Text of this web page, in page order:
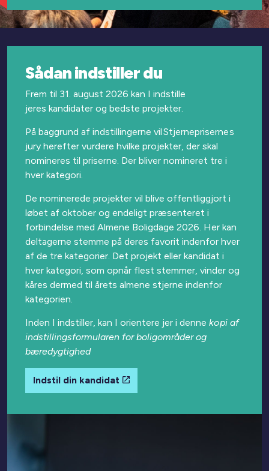
Sådan indstiller du
Frem til 31. august2026 kan I indstille
jeres kandidater og bedste projekter.
På baggrund af indstillingerne vil Stjerneprisernes
jury herefter vurdere hvilke projekter, der skal
nomineres til priserne. Der bliver nomineret tre i
hver kategori.
De nominerede projekter vil blive offentliggjort i
løbet af oktober og endeligt præsenteret i
forbindelse med Almene Boligdage 2026. Her kan
deltagerne stemme på deres favorit indenfor hver
af de tre kategorier. Det projekt eller kandidat i
hver kategori, som opnår flest stemmer, vinder og
kåres dermed til årets almene stjerne indenfor
kategorien.
Inden I indstiller, kan I orientere jer i dennekopi af
indstillingsformularen for boligområder og
bæredygtighed
Indstil din kandidat